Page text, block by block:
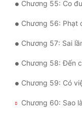
Chương 55: Co
Chương 56: Phạt
Chương 57: Sai
Chương 58: Đến
Chương 59: Có
Chương 60: Sao